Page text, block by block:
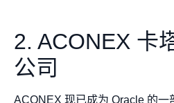
2. ACONEX 卡
公司
ACONEX 现已成为 Oracle 的一